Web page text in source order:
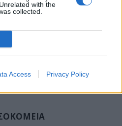
with the
collected.
Access Privacy Policy